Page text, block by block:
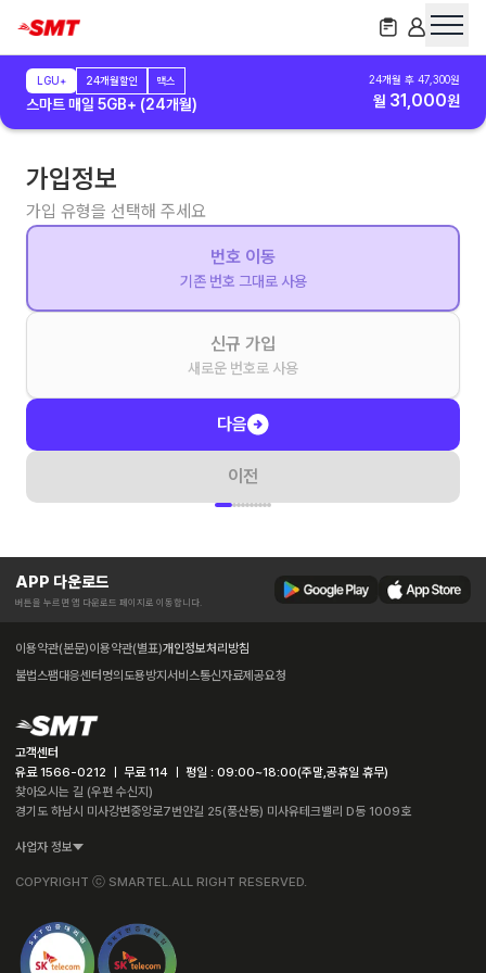
LGU+ 24개월할인 맥스
스마트 매일 5GB+ (24개월)
24개월 후 47,300원
월 31,000원
가입정보
가입 유형을 선택해 주세요
번호 이동
기존 번호 그대로 사용
신규 가입
새로운 번호로 사용
이전
다음
APP 다운로드
버튼을 누르면 앱 다운로드 페이지로 이동합니다.
이용약관(본문)이용약관(별표)개인정보처리방침
불법스팸대응센터 명의도용방지서비스통신자료제공요청
고객센터
유료 1566-0212 ㅣ 무료 114 ㅣ 평일 : 09:00~18:00(주말,공휴일 휴무)
찾아오시는 길 (우편 수신지)
경기도 하남시 미사강변중앙로7번안길 25(풍산동) 미사유테크밸리 D동 1009호
사업자 정보
COPYRIGHT ⓒ SMARTEL.ALL RIGHT RESERVED.